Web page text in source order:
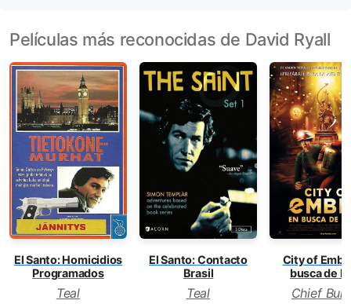
Películas más reconocidas de David Ryall
El Santo: Homicidios
Programados
Teal
El Santo: Contacto
Brasil
Teal
City of
busca de
Chief